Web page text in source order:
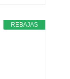
REBAJAS